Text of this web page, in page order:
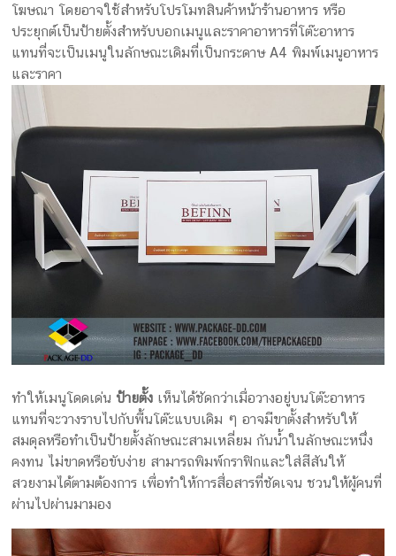
โฆษณา โดยอาจใช้สำหรับโปรโมทสินค้าหน้าร้านอาหาร หรือ
ประยุกต์เป็นป้ายตั้งสำหรับบอกเมนูและราคาอาหารที่โต๊ะอาหาร
แทนที่จะเป็นเมนูในลักษณะเดิมที่เป็นกระดาษ A4 พิมพ์เมนูอาหาร
และราคา
ทำให้เมนูโดดเด่นป้ายตั้ง เห็นได้ชัดกว่าเมื่อวางอยู่บนโต๊ะอาหาร
แทนที่จะวางราบไปกับพื้นโต๊ะแบบเดิม ๆ อาจมีขาตั้งสำหรับให้
สมดุลหรือทำเป็นป้ายตั้งลักษณะสามเหลี่ยม กันน้ำในลักษณะหนึ่ง
คงทน ไม่ขาดหรือขับง่าย สามารถพิมพ์กราฟิกและใส่สีสันให้
สวยงามได้ตามต้องการ เพื่อทำให้การสื่อสารที่ชัดเจน ชวนให้ผู้คนที่
ผ่านไปผ่านมามอง